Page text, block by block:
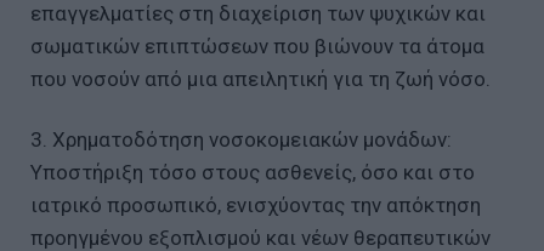
επαγγελματίες στη διαχείριση των ψυχικών και
σωματικών επιπτώσεων που βιώνουν τα άτομα
που νοσούν από μια απειλητική για τη ζωή νόσο.
3. Χρηματοδότηση νοσοκομειακών μονάδων:
Υποστήριξη τόσο στους ασθενείς, όσο και στο
ιατρικό προσωπικό, ενισχύοντας την απόκτηση
προηγμένου εξοπλισμού και νέων θεραπευτικών